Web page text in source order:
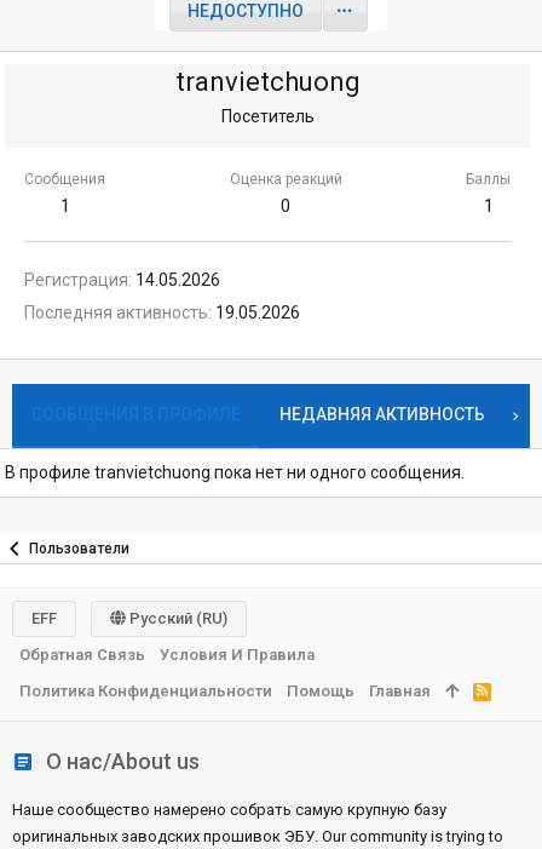
НЕДОСТУПНО
tranvietchuong
Посетитель
Сообщения
1
Оценка реакций
0
Баллы
1
Регистрация 14.05.2026
Последняя активность 19.05.2026
СООБЩЕНИЯ В ПРОФИЛЕ НЕДАВНЯЯ АКТИВНОСТЬ
В профиле tranvietchuong пока нет ни одного сообщения.
Пользователи
О нас/About us
Наше сообщество намерено собрать самую крупную базу
оригинальных заводских прошивок ЭБУ. Our community is trying to
EFF
Русский (RU)
Обратная Связь
Условия И Правила
Политика Конфиденциальности
Помощь Главная
R
S